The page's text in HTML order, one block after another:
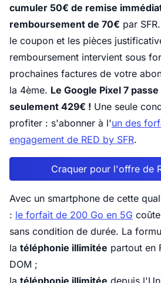
cumuler 50€ de remise
remboursement de 70€ par
le coupon et les pièces
remboursement intervient sous
prochaines factures de votre
la 4ème. Le Google Pixel 7
seulement 429€ ! Une seule
profiter : s'abonner à l'un des
engagement de RED by SFR.
Craquer pour l'offre de
Avec un smartphone de cette
: le forfait de 200 Go en 5G coûte
sans condition de durée. La
la téléphonie illimitée partout en
DOM ;